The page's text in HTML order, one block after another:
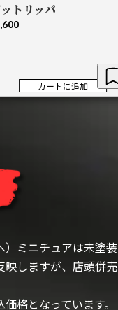
トリッパ
カートに追加
ミニチュアは未塗
しますが、店頭併
格となっています。